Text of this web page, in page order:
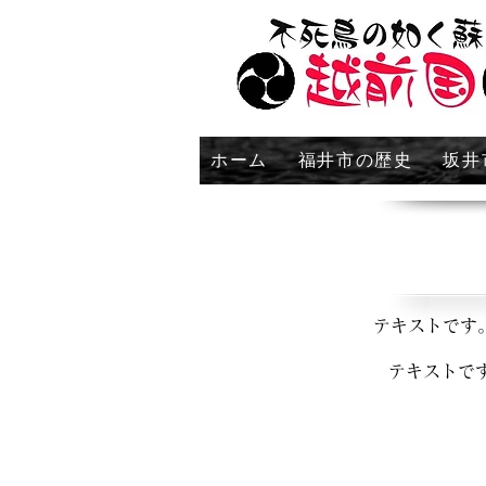
ホーム 福井市の歴史 坂井
テキストです
テキストで